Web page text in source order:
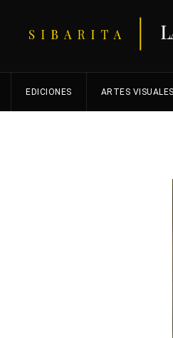
EDICIONES ARTES VISUALES